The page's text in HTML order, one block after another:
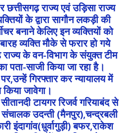
राज्य एवं उड़िसा राज्य
के द्वारा सागौन लकड़ी की
बनाने केलिए इन व्यक्तियों को
व्यक्ति मौके से फरार हो गये
राज्य के वन-विभाग के संयुक्त टीम
पता-साजी किया जा रहा है।
गिरफ्तार कर न्यायालय में
जावेगा।
टायगर रिजर्व गरियाबंद से
उदन्ती (मैनपुर),चन्द्रबली
इंदागांव(धुर्वागुड़ी) बफर,राकेश